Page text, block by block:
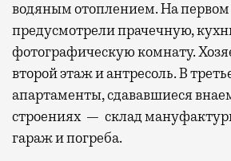
водяным отоплением. На первом
предусмотрели прачечную,
фотографическую комнату.
второй этаж и антресоль. В
апартаменты, сдававшиеся
строениях — склад
гараж и погреба.